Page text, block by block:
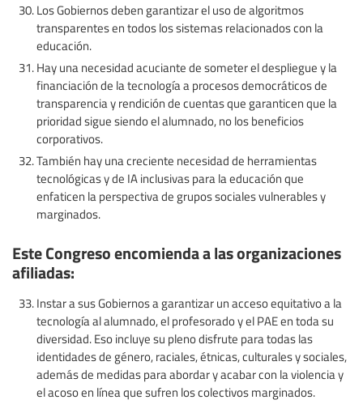
Los Gobiernos deben garantizar el uso de algoritmos
transparentes en todos los sistemas relacionados con la
educación.
Hay una necesidad acuciante de someter el despliegue y la
financiación de la tecnología a procesos democráticos de
transparencia y rendición de cuentas que garanticen que la
prioridad sigue siendo el alumnado, no los beneficios
corporativos.
También hay una creciente necesidad de herramientas
tecnológicas y de IA inclusivas para la educación que
enfaticen la perspectiva de grupos sociales vulnerables y
marginados.
Este Congreso encomienda a las organizaciones
afiliadas:
Instar a sus Gobiernos a garantizar un acceso equitativo a la
tecnología al alumnado, el profesorado y el PAE en toda su
diversidad. Eso incluye su pleno disfrute para todas las
identidades de género, raciales, étnicas, culturales y sociales,
además de medidas para abordar y acabar con la violencia y
el acoso en línea que sufren los colectivos marginados.